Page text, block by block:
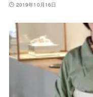
2019年10月16日